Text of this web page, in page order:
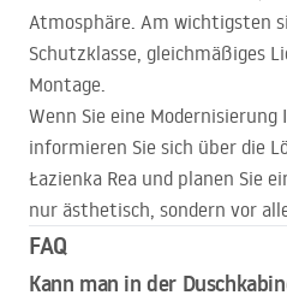
Atmosphäre. Am wichtigsten
Schutzklasse, gleichmäßiges
Montage.
Wenn Sie eine
informieren Sie sich über die
Łazienka Rea und planen Sie
nur ästhetisch, sondern vor
FAQ
Kann man in der